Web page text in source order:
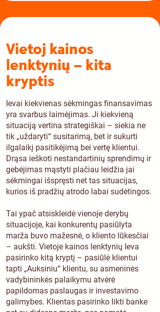
Vietoj kainos
lenktynių – kita
kryptis
Ievai kiekvienas sėkmingas finansavimas
yra svarbus laimėjimas. Ji kiekvieną
situaciją vertina strategiškai – siekia ne
tik „uždaryti“ susitarimą, bet ir sukurti
ilgalaikį pasitikėjimą bei vertę klientui.
Drąsa ieškoti nestandartinių sprendimų ir
gebėjimas mąstyti plačiau leidžia jai
sėkmingai išspręsti net tas situacijas,
kurios iš pradžių atrodo labai sudėtingos.
Tai ypač atsiskleidė vienoje derybų
situacijoje, kai konkurentų pasiūlyta
marža buvo mažesnė, o kliento lūkesčiai
– aukšti. Vietoje kainos lenktynių Ieva
pasirinko kitą kryptį – pasiūlė klientui
tapti „Auksiniu“ klientu, su asmeninės
vadybininkės palaikymu atvėrė
papildomas paslaugas ir investavimo
galimybes. Klientas pasirinko likti banke